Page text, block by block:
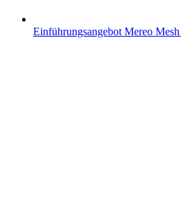
Einführungsangebot Mereo